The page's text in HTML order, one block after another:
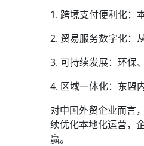
1. 跨境支付便利化：
2. 贸易服务数字化：
3. 可持续发展：环保
4. 区域一体化：东盟
对中国外贸企业而言
续优化本地化运营，
赢。